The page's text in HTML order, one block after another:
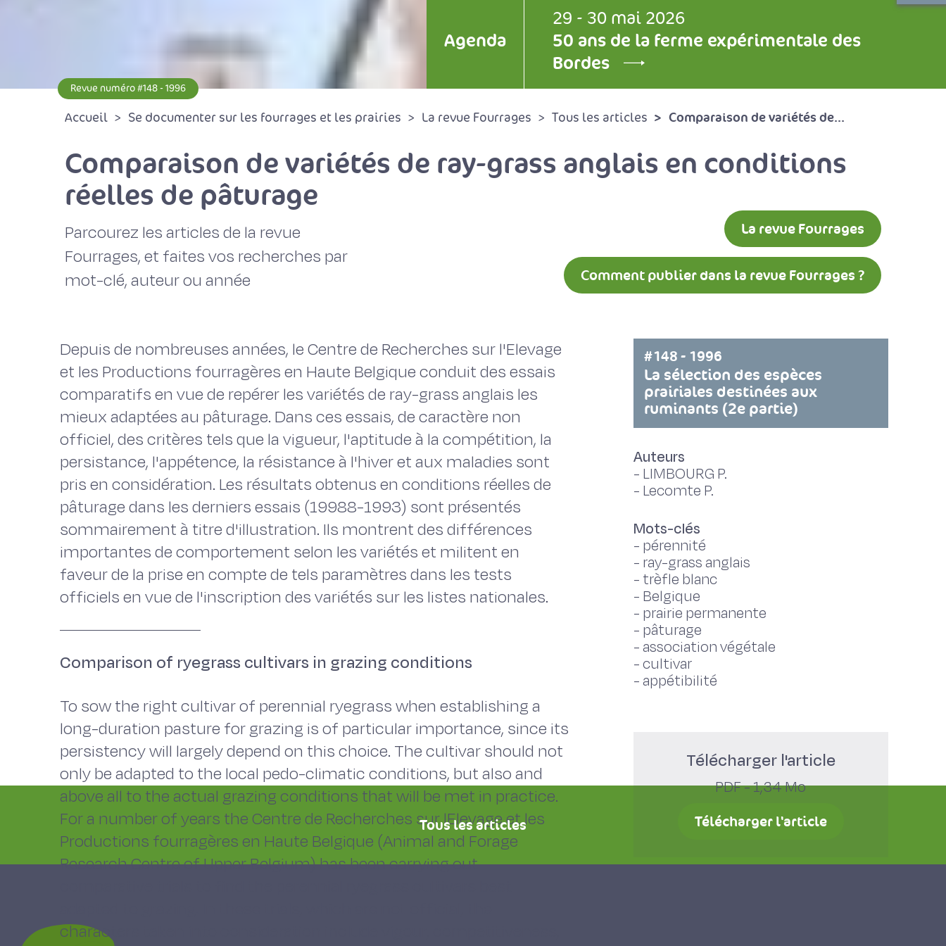
Agenda
29 - 30 mai 2026
50 ans de la ferme expérimentale des
Bordes
Revue numéro #148 - 1996
Accueil Se documenter sur les fourrages et les prairies La revue Fourrages Tous les articles Comparaison de variétés de...
Comparaison de variétés de ray-grass anglais en conditions
réelles de pâturage
Parcourez les articles de la revue
Fourrages, et faites vos recherches par
mot-clé, auteur ou année
La revue Fourrages
Comment publier dans la revue Fourrages ?
Depuis de nombreuses années, le Centre de Recherches sur l'Elevage
et les Productions fourragères en Haute Belgique conduit des essais
comparatifs en vue de repérer les variétés de ray-grass anglais les
mieux adaptées au pâturage. Dans ces essais, de caractère non
officiel, des critères tels que la vigueur, l'aptitude à la compétition, la
persistance, l'appétence, la résistance à l'hiver et aux maladies sont
pris en considération. Les résultats obtenus en conditions réelles de
pâturage dans les derniers essais (19988-1993) sont présentés
sommairement à titre d'illustration. Ils montrent des différences
importantes de comportement selon les variétés et militent en
faveur de la prise en compte de tels paramètres dans les tests
officiels en vue de l'inscription des variétés sur les listes nationales.
Comparison of ryegrass cultivars in grazing conditions
To sow the right cultivar of perennial ryegrass when establishing a
long-duration pasture for grazing is of particular importance, since its
persistency will largely depend on this choice. The cultivar should not
only be adapted to the local pedo-climatic conditions, but also and
above all to the actual grazing conditions that will be met in practice.
For a number of years the Centre de Recherches sur lElevage et les
Productions fourragères en Haute Belgique (Animal and Forage
Research Centre of Upper Belgium) has been carrying out
characters taken into consideration include vigour, competitiveness,
#148 - 1996
La sélection des espèces
prairiales destinées aux
ruminants (2e partie)
Auteurs
- LIMBOURG P.
- Lecomte P.
Mots-clés
- pérennité
- ray-grass anglais
- trèfle blanc
- Belgique
- prairie permanente
- pâturage
- association végétale
-cultivar
- appétibilité
Télécharger l'article
PDF - 1,34 Mo
Télécharger l'article
Tous les articles